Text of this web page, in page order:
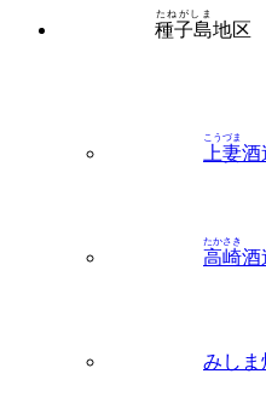
種子島
たねがしま
地区
上妻
こうづま
酒
高崎
たかさき
酒
みし